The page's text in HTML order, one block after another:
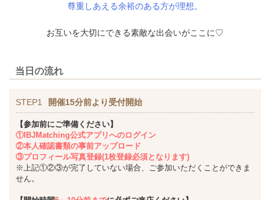
尊重しあえる余裕のある方が理想。
お互いを大切にできる素敵な出会いがここに♡
当日の流れ
STEP1 開催15分前より受付開始
【参加前にご準備ください】
①IBJMatching公式アプリへのログイン
②本人確認書類の事前アップロード
③プロフィール写真登録(1枚登録必須となります)
※上記①②③が完了していない場合、ご参加いただくことができま
せん。